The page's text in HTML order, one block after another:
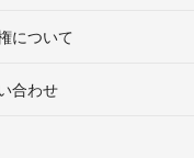
について
合わせ